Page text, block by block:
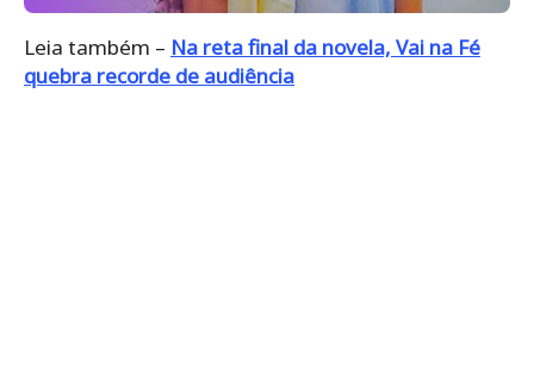
Leia também – Na reta final da novela, Vai na Fé
quebra recorde de audiência